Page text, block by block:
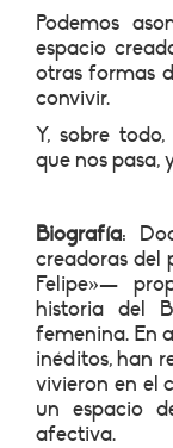
Podemos
espacio
otras formas
convivir.
Y, sobre
que nos pasa,
Biografía:
creadoras del
Felipe»—
historia del
femenina. En
inéditos, han
vivieron en el
un espacio
afectiva.